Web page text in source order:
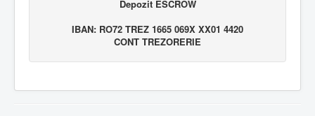
Depozit ESCROW
IBAN: RO72 TREZ 1665 069X XX01 4420
CONT TREZORERIE